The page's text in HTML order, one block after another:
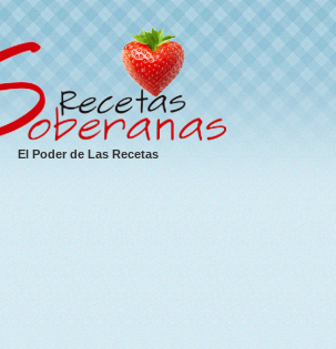
El Poder de Las Recetas